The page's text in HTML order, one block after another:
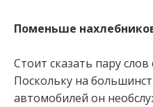
Поменьше
Стоит сказать пару
Поскольку на
автомобилей он